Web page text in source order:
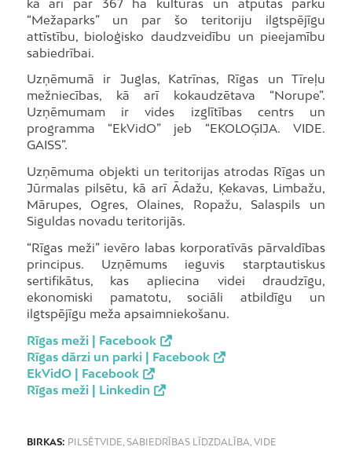
“Mežaparks” un par šo teritoriju ilgtspējīgu
attīstību, bioloģisko daudzveidību un pieejamību
sabiedrībai.
Uzņēmumā ir Juglas, Katrīnas, Rīgas un Tīreļu
mežniecības, kā arī kokaudzētava “Norupe”.
Uzņēmumam ir vides izglītības centrs un
programma “EkVidO” jeb “EKOLOĢIJA. VIDE.
GAISS”.
Uzņēmuma objekti un teritorijas atrodas Rīgas un
Jūrmalas pilsētu, kā arī Ādažu, Ķekavas, Limbažu,
Mārupes, Ogres, Olaines, Ropažu, Salaspils un
Siguldas novadu teritorijās.
“Rīgas meži” ievēro labas korporatīvās pārvaldības
principus. Uzņēmums ieguvis starptautiskus
sertifikātus, kas apliecina videi draudzīgu,
ekonomiski pamatotu, sociāli atbildīgu un
ilgtspējīgu meža apsaimniekošanu.
Rīgas meži | Facebook
Rīgas dārzi un parki | Facebook
EkVidO | Facebook
Rīgas meži | Linkedin
BIRKAS: PILSĒTVIDE, SABIEDRĪBAS LĪDZDALĪBA, VIDE